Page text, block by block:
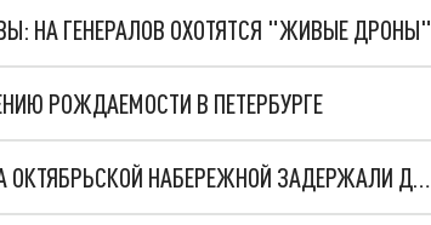
НА ГЕНЕРАЛОВ ОХОТЯТСЯ "ЖИВЫЕ ДРОНЫ"
РОЖДАЕМОСТИ В ПЕТЕРБУРГЕ
БЕГАЛ БОЛЬШЕ МЕСЯЦА: В САНКТ-ПЕТЕРБУРГЕ НА ОКТЯБРЬСКОЙ НАБЕРЕЖНОЙ ЗАДЕРЖАЛИ ДЕЗЕРТИРА